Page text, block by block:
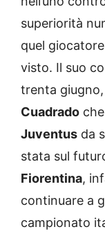
superiorità
quel
visto. Il suo
trenta
Cuadrado
Juventus da
stata sul
Fiorentina,
continuare a
campionato